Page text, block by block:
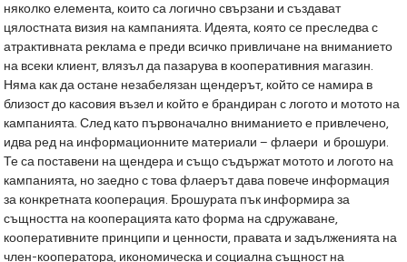
няколко елемента, които са логично свързани и създават
цялостната визия на кампанията. Идеята, която се преследва с
атрактивната реклама е преди всичко привличане на вниманието
на всеки клиент, влязъл да пазарува в кооперативния магазин.
Няма как да остане незабелязан щендерът, който се намира в
близост до касовия възел и който е брандиран с логото и мотото на
кампанията. След като първоначално вниманието е привлечено,
идва ред на информационните материали – флаери и брошури.
Те са поставени на щендера и също съдържат мотото и логото на
кампанията, но заедно с това флаерът дава повече информация
за конкретната кооперация. Брошурата пък информира за
същността на кооперацията като форма на сдружаване,
кооперативните принципи и ценности, правата и задълженията на
член-кооператора, икономическа и социална същност на